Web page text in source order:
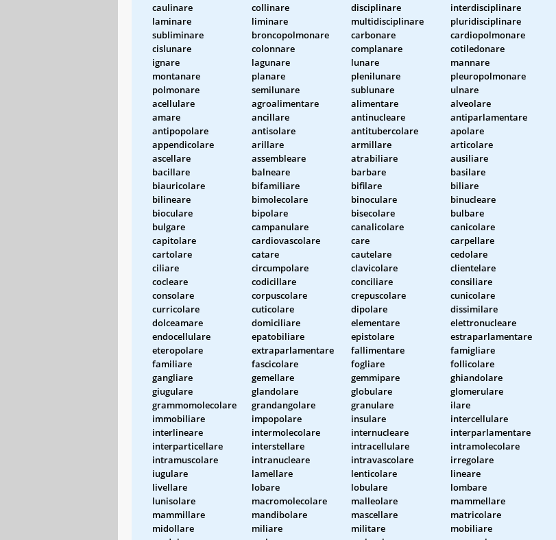
caulinare collinare disciplinare
interdisciplinare
laminare
liminare multidisciplinare
pluridisciplinare
subliminare
broncopolmonare carbonare
cardiopolmonare
cislunare
colonnare complanare
cotiledonare
ignare
lagunare lunare
mannare
montanare
planare plenilunare
pleuropolmonare
polmonare
semilunare sublunare
ulnare
acellulare
agroalimentare alimentare
alveolare
amare
ancillare antinucleare
antiparlamentare
antipopolare
antisolare antitubercolare
apolare
appendicolare
arillare armillare
articolare
ascellare
assembleare atrabiliare
ausiliare
bacillare
balneare barbare
basilare
biauricolare
bifamiliare bifilare
biliare
bilineare
bimolecolare binoculare
binucleare
bioculare
bipolare bisecolare
bulbare
bulgare
campanulare canalicolare
canicolare
capitolare
cardiovascolare care
carpellare
cartolare
catare cautelare
cedolare
ciliare
circumpolare clavicolare
clientelare
cocleare
codicillare conciliare
consiliare
consolare
corpuscolare crepuscolare
cunicolare
curricolare
cuticolare dipolare
dissimilare
dolceamare
domiciliare elementare
elettronucleare
endocellulare
epatobiliare epistolare
estraparlamentare
eteropolare
extraparlamentare fallimentare
famigliare
familiare
fascicolare fogliare
follicolare
gangliare
gemellare gemmipare
ghiandolare
giugulare
glandolare globulare
glomerulare
grammomolecolare
grandangolare granulare
ilare
immobiliare
impopolare insulare
intercellulare
interlineare
intermolecolare internucleare
interparlamentare
interparticellare
interstellare intracellulare
intramolecolare
intramuscolare
intranucleare intravascolare
irregolare
iugulare
lamellare lenticolare
lineare
livellare
lobare lobulare
lombare
lunisolare
macromolecolare malleolare
mammellare
mammillare
mandibolare mascellare
matricolare
midollare
miliare militare
mobiliare